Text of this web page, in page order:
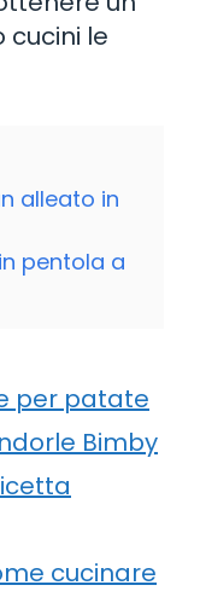
le
alleato in
pentola a
per patate
Bimby
cucinare